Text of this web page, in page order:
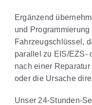
Ergänzend
und
Fahrzeugschlüssel,
parallel zu EIS/EZS-
nach einer
oder die Ursache
Unser 24-Stunden-